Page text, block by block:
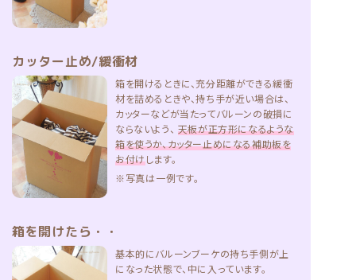
カッター止め/緩衝材
箱を開けるときに、充分距離ができる緩衝
材を詰めるときや、持ち手が近い場合は、
カッターなどが当たってバルーンの破損に
ならないよう、 天板が正方形になるような
箱を使うか、カッター止めになる補助板を
お付けします。
※写真は一例です。
箱を開けたら・・
基本的にバルーンブーケの持ち手側が上
になった状態で、中に入っています。